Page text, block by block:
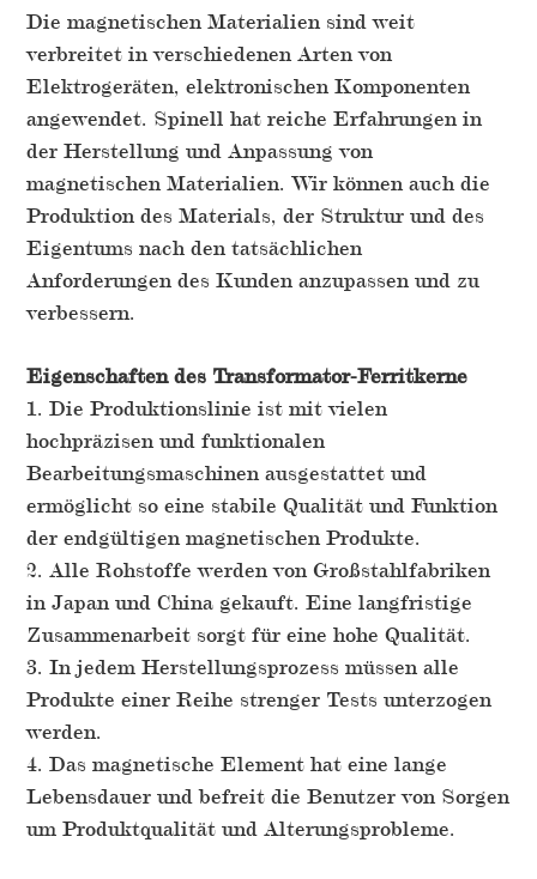
Die magnetischen Materialien sind weit
verbreitet in verschiedenen Arten von
Elektrogeräten, elektronischen Komponenten
angewendet. Spinell hat reiche Erfahrungen in
der Herstellung und Anpassung von
magnetischen Materialien. Wir können auch die
Produktion des Materials, der Struktur und des
Eigentums nach den tatsächlichen
Anforderungen des Kunden anzupassen und zu
verbessern.
Eigenschaften des Transformator-Ferritkerne
1. Die Produktionslinie ist mit vielen
hochpräzisen und funktionalen
Bearbeitungsmaschinen ausgestattet und
ermöglicht so eine stabile Qualität und Funktion
der endgültigen magnetischen Produkte.
2. Alle Rohstoffe werden von Großstahlfabriken
in Japan und China gekauft. Eine langfristige
Zusammenarbeit sorgt für eine hohe Qualität.
3. In jedem Herstellungsprozess müssen alle
Produkte einer Reihe strenger Tests unterzogen
werden.
4. Das magnetische Element hat eine lange
Lebensdauer und befreit die Benutzer von Sorgen
um Produktqualität und Alterungsprobleme.